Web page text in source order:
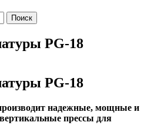
PG-18
PG-18
надежные, мощные и
прессы для